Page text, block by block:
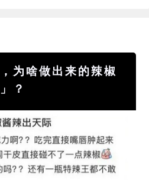
为啥做出来的辣椒
？